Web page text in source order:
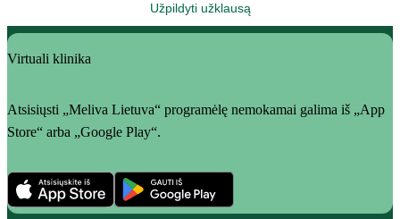
Užpildyti užklausą
Virtuali klinika
Atsisiųsti „Meliva Lietuva“ programėlę nemokamai galima iš „App
Store“ arba „Google Play“.